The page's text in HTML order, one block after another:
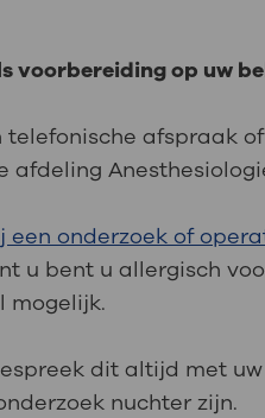
voorbereiding op uw
afspraak
afdeling
een onderzoek of
u bent u allergisch
mogelijk.
dit altijd met
nuchter zijn.